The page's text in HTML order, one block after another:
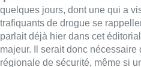
les compétences qui sont les
conférence des bourgmestres et
sécurité.Notre politique des
Faut-il la modifier ? Ce sont des
aujourd’hui. Et on ajoutera que